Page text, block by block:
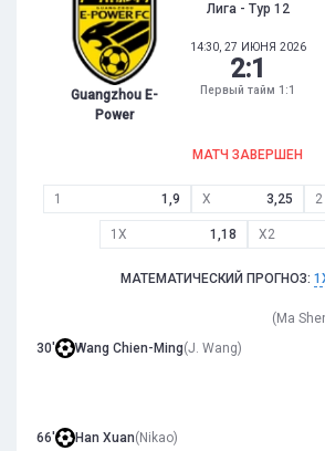
Guangzhou E-
Power
Лига - Тур 12
14:30, 27 ИЮНЯ 2026
2:1
Первый тайм 1:1
МАТЧ ЗАВЕРШЕН
1 1,9 X 3,25 2
1X 1,18 X2
МАТЕМАТИЧЕСКИЙ ПРОГНОЗ:
(Ma
30'
Wang Chien-Ming(J. Wang)
66'
Han Xuan(Nikao)